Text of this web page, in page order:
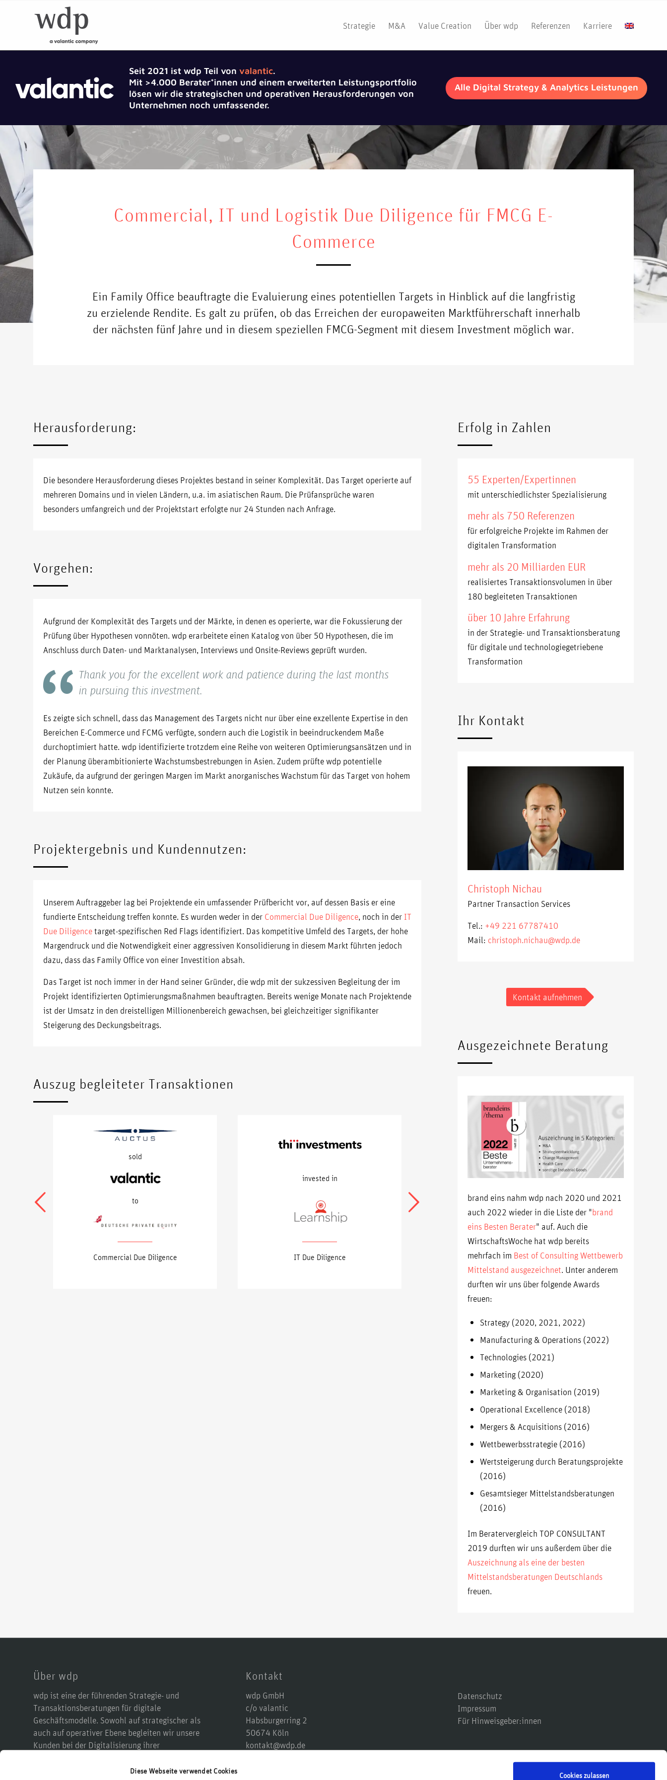
Diese Webseite verwendet Cookies Cookies zulassen
Strategie M&A Value Creation Über wdp Referenzen Karriere
Seit 2021 ist wdp Teil von valantic.
Mit >4.000 Berater*innen und einem erweiterten Leistungsportfolio
lösen wir die strategischen und operativen Herausforderungen von
Unternehmen noch umfassender.
Alle Digital Strategy & Analytics Leistungen
Commercial, IT und Logistik Due Diligence für FMCG E-
Commerce
Ein Family Office beauftragte die Evaluierung eines potentiellen Targets in Hinblick auf die langfristig
zu erzielende Rendite. Es galt zu prüfen, ob das Erreichen der europaweiten Marktführerschaft innerhalb
der nächsten fünf Jahre und in diesem speziellen FMCG-Segment mit diesem Investment möglich war.
Herausforderung:
Die besondere Herausforderung dieses Projektes bestand in seiner Komplexität. Das Target operierte auf
mehreren Domains und in vielen Ländern, u.a. im asiatischen Raum. Die Prüfansprüche waren
besonders umfangreich und der Projektstart erfolgte nur 24 Stunden nach Anfrage.
Vorgehen:
Aufgrund der Komplexität des Targets und der Märkte, in denen es operierte, war die Fokussierung der
Prüfung über Hypothesen vonnöten. wdp erarbeitete einen Katalog von über 50 Hypothesen, die im
Anschluss durch Daten- und Marktanalysen, Interviews und Onsite-Reviews geprüft wurden.
Thank you for the excellent work and patience during the last months
in pursuing this investment.
Es zeigte sich schnell, dass das Management des Targets nicht nur über eine exzellente Expertise in den
Bereichen E-Commerce und FCMG verfügte, sondern auch die Logistik in beeindruckendem Maße
durchoptimiert hatte. wdp identifizierte trotzdem eine Reihe von weiteren Optimierungsansätzen und in
der Planung überambitionierte Wachstumsbestrebungen in Asien. Zudem prüfte wdp potentielle
Zukäufe, da aufgrund der geringen Margen im Markt anorganisches Wachstum für das Target von hohem
Nutzen sein konnte.
Projektergebnis und Kundennutzen:
Unserem Auftraggeber lag bei Projektende ein umfassender Prüfbericht vor, auf dessen Basis er eine
fundierte Entscheidung treffen konnte. Es wurden weder in der Commercial Due Diligence, noch in der IT
Due Diligencetarget-spezifischen Red Flags identifiziert. Das kompetitive Umfeld des Targets, der hohe
Margendruck und die Notwendigkeit einer aggressiven Konsolidierung in diesem Markt führten jedoch
dazu, dass das Family Office von einer Investition absah.
Das Target ist noch immer in der Hand seiner Gründer, die wdp mit der sukzessiven Begleitung der im
Projekt identifizierten Optimierungsmaßnahmen beauftragten. Bereits wenige Monate nach Projektende
ist der Umsatz in den dreistelligen Millionenbereich gewachsen, bei gleichzeitiger signifikanter
Steigerung des Deckungsbeitrags.
Auszug begleiteter Transaktionen
sold
to
Commercial Due Diligence
invested in
IT Due Diligence
Weiter
Erfolg in Zahlen
55 Experten/Expertinnen
mit unterschiedlichster Spezialisierung
mehr als 750 Referenzen
für erfolgreiche Projekte im Rahmen der
digitalen Transformation
mehr als 20 Milliarden EUR
realisiertes Transaktionsvolumen in über
180 begleiteten Transaktionen
über 10 Jahre Erfahrung
in der Strategie- und Transaktionsberatung
für digitale und technologiegetriebene
Transformation
Ihr Kontakt
Christoph Nichau
Partner Transaction Services
Tel.: +49 221 67787410
Mail: christoph.nichau@wdp.de
Kontakt aufnehmen
Ausgezeichnete Beratung
brand eins nahm wdp nach 2020 und 2021
auch 2022 wieder in die Liste der "brand
eins Besten Berater" auf. Auch die
WirtschaftsWoche hat wdp bereits
mehrfach im Best of Consulting Wettbewerb
Mittelstand ausgezeichnet. Unter anderem
durften wir uns über folgende Awards
freuen:
Strategy (2020, 2021, 2022)
Manufacturing & Operations (2022)
Technologies (2021)
Marketing (2020)
Marketing & Organisation (2019)
Operational Excellence (2018)
Mergers & Acquisitions (2016)
Wettbewerbsstrategie (2016)
Wertsteigerung durch Beratungsprojekte
(2016)
Gesamtsieger Mittelstandsberatungen
(2016)
Im Beratervergleich TOP CONSULTANT
2019 durften wir uns außerdem über die
Auszeichnung als eine der besten
Mittelstandsberatungen Deutschlands
freuen.
Über wdp
wdp ist eine der führenden Strategie- und
Transaktionsberatungen für digitale
Geschäftsmodelle. Sowohl auf strategischer als
auch auf operativer Ebene begleiten wir unsere
Kunden bei der Digitalisierung ihrer
M&A-Prozessen sowie bei einer möglichen
Kontakt
wdp GmbH
c/o valantic
Habsburgerring 2
50674 Köln
kontakt@wdp.de
Datenschutz
Impressum
Für Hinweisgeber:innen